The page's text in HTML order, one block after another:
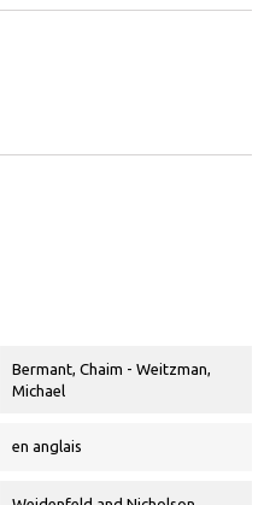
Bermant, Chaim - Weitzman,
Michael
en anglais